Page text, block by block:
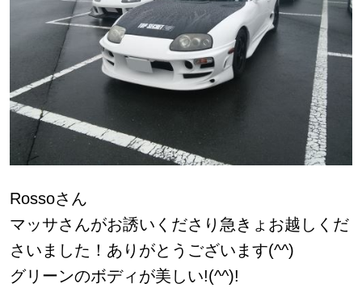
Rossoさん
マッサさんがお誘いくださり急きょお越しくだ
さいました！ありがとうございます(^^)
グリーンのボディが美しい!(^^)!